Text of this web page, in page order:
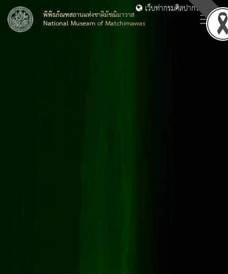
พิพิธภัณฑสถานแห่งชาติมัชฌิมาวาส
National Museam of Matchimawas
เว็บท่ากรมศิลปากร